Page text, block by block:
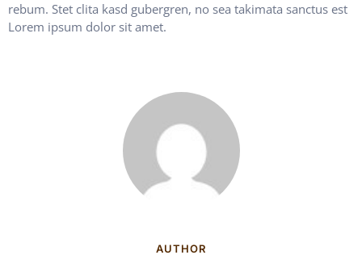
rebum. Stet clita kasd gubergren, no sea takimata sanctus est
Lorem ipsum dolor sit amet.
AUTHOR